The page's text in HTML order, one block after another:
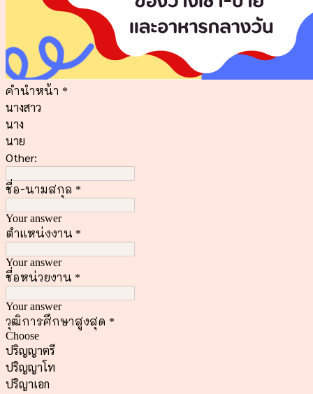
คำนำหน้า *
นางสาว
นาง
นาย
Other:
ชื่อ-นามสกุล *
Your answer
ตำแหน่งงาน *
Your answer
ชื่อหน่วยงาน *
Your answer
วุฒิการศึกษาสูงสุด *
Choose
ปริญญาตรี
ปริญญาโท
ปริญาเอก